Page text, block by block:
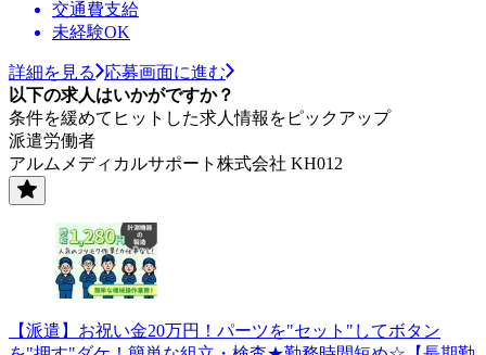
交通費支給
未経験OK
詳細を見る
応募画面に進む
以下の求人はいかがですか？
条件を緩めてヒットした求人情報をピックアップ
派遣労働者
アルムメディカルサポート株式会社 KH012
【派遣】お祝い金20万円！パーツを"セット"してボタン